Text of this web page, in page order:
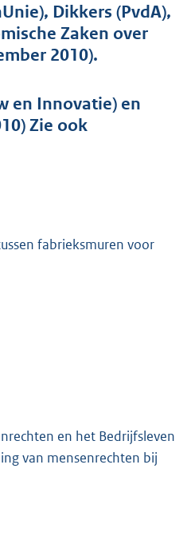
Dikkers (PvdA),
Zaken over
2010).
en Innovatie) en
Zie ook
fabrieksmuren voor
en het Bedrijfsleven
van mensenrechten bij